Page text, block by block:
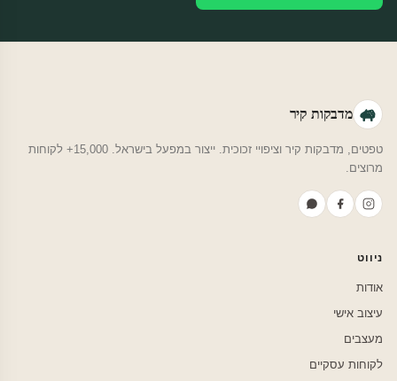
מדבקות קיר
טפטים, מדבקות קיר וציפויי זכוכית. ייצור במפעל בישראל. 15,000+ לקוחות
מרוצים.
ניווט
אודות
עיצוב אישי
מעצבים
לקוחות עסקיים